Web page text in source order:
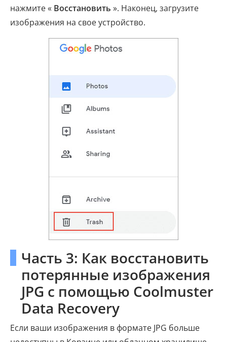
нажмите « Восстановить ». Наконец, загрузите
изображения на свое устройство.
Часть 3: Как восстановить
потерянные изображения
JPG с помощью Coolmuster
Data Recovery
Если ваши изображения в формате JPG больше